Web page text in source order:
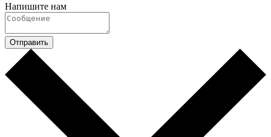
Напишите нам
Отправить